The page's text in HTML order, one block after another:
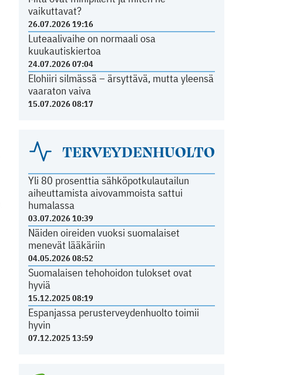
vaikuttavat?
26.07.2026 19:16
Luteaalivaihe on normaali osa
kuukautiskiertoa
24.07.2026 07:04
Elohiiri silmässä – ärsyttävä, mutta yleensä
vaaraton vaiva
15.07.2026 08:17
TERVEYDENHUOLTO
Yli 80 prosenttia sähköpotkulautailun
aiheuttamista aivovammoista sattui
humalassa
03.07.2026 10:39
Näiden oireiden vuoksi suomalaiset
menevät lääkäriin
04.05.2026 08:52
Suomalaisen tehohoidon tulokset ovat
hyviä
15.12.2025 08:19
Espanjassa perusterveydenhuolto toimii
hyvin
07.12.2025 13:59